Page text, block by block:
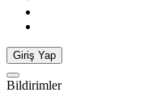
Giriş Yap
Bildirimler